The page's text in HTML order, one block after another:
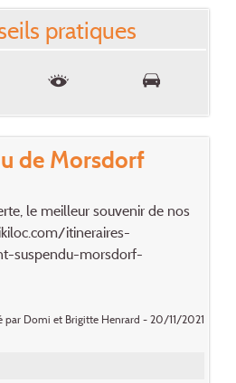
pratiques
de Morsdorf
le meilleur souvenir de nos
itineraires-
suspendu-morsdorf-
par Domi et Brigitte Henrard - 20/11/2021